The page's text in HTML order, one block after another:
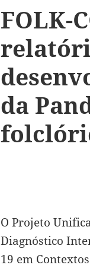
FOLK-
da
O Projeto
Diagnóstico
19 em